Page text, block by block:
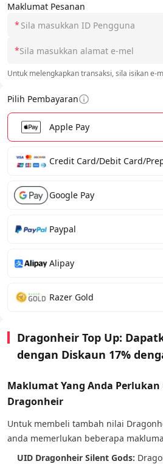
Maklumat Pesanan
*
*
Untuk melengkapkan transaksi, sila isikan e-
Pilih Pembayaran
Apple Pay
Credit Card/Debit Card/
Google Pay
Paypal
Alipay
Razer Gold
Dragonheir Top Up:
dengan Diskaun 17%
Maklumat Yang Anda
Dragonheir
Untuk membeli tambah nilai
anda memerlukan beberapa
UID Dragonheir Silent Gods: